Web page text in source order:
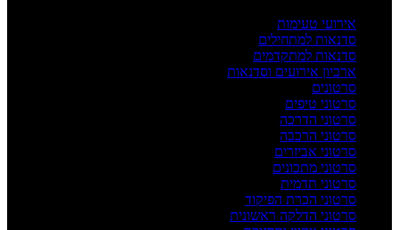
אירועי טעימות
סדנאות למתחילים
סדנאות למתקדמים
ארכיון אירועים וסדנאות
סרטונים
סרטוני טיפים
סרטוני הדרכה
סרטוני הרכבה
סרטוני אביזרים
סרטוני מתכונים
סרטוני תדמית
סרטוני הכרת הפיקוד
סרטוני הדלקה ראשונית